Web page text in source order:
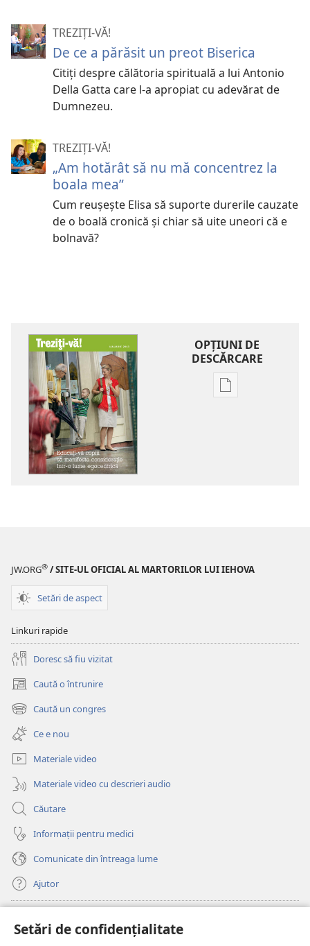
Setări de confidențialitate
TREZIȚI-VĂ!
De ce a părăsit un preot Biserica
Citiţi despre călătoria spirituală a lui Antonio
Della Gatta care l-a apropiat cu adevărat de
Dumnezeu.
TREZIȚI-VĂ!
„Am hotărât să nu mă concentrez la
boala mea”
Cum reuşeşte Elisa să suporte durerile cauzate
de o boală cronică şi chiar să uite uneori că e
bolnavă?
OPŢIUNI DE
DESCĂRCARE
Opțiuni
manifeste
lume
JW.ORG® / SITE-UL OFICIAL AL MARTORILOR LUI IEHOVA
Setări de aspect
Linkuri rapide
Doresc să fiu vizitat
Caută o întrunire
(se
deschide
o
fereastră
nouă)
Caută un congres
(se
deschide
o
fereastră
nouă)
Ce e nou
Materiale video
Materiale video cu descrieri audio
Căutare
Informații pentru medici
Comunicate din întreaga lume
Ajutor
(se
deschide